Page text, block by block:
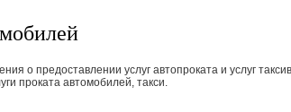
о предоставлении услуг автопроката и услуг
проката автомобилей, такси.